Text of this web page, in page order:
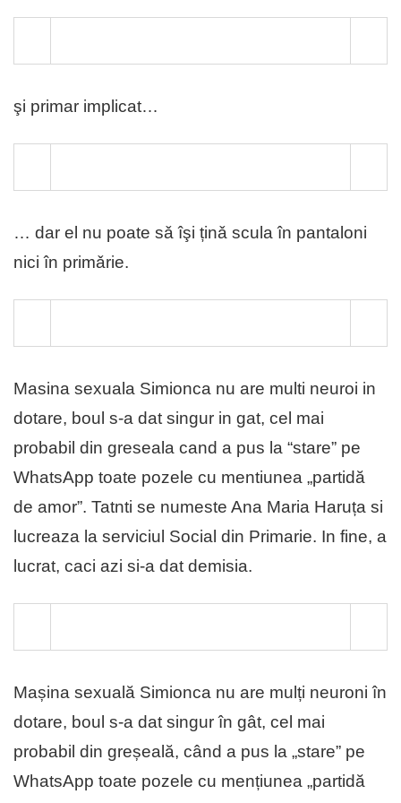
şi primar implicat…
… dar el nu poate sǎ îşi ținǎ scula în pantaloni
nici în primǎrie.
Masina sexuala Simionca nu are multi neuroi in
dotare, boul s-a dat singur in gat, cel mai
probabil din greseala cand a pus la “stare” pe
WhatsApp toate pozele cu mentiunea „partidă
de amor”. Tatnti se numeste Ana Maria Haruța si
lucreaza la serviciul Social din Primarie. In fine, a
lucrat, caci azi si-a dat demisia.
Mașina sexuală Simionca nu are mulți neuroni în
dotare, boul s-a dat singur în gât, cel mai
probabil din greșeală, când a pus la „stare” pe
WhatsApp toate pozele cu mențiunea „partidă